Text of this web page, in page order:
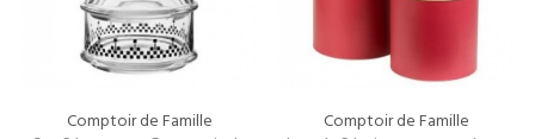
Comptoir de Famille Comptoir de Famille